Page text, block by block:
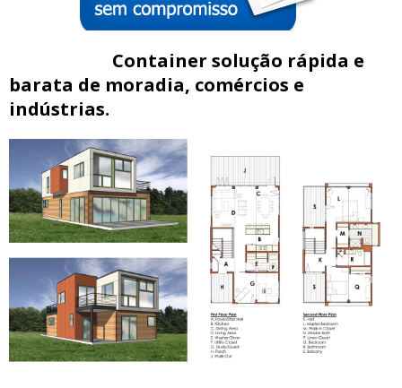
Container solução rápida e
barata de moradia, comércios e
indústrias.